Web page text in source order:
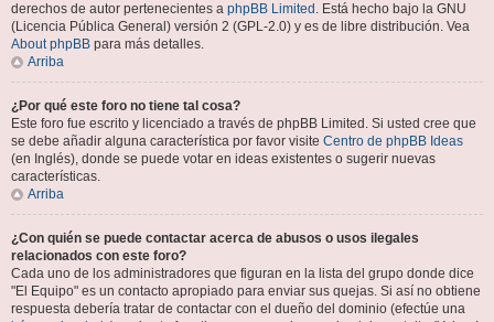
derechos de autor pertenecientes a phpBB Limited . Está hecho bajo la GNU
(Licencia Pública General) versión 2 (GPL-2.0) y es de libre distribución. Vea
About phpBB para más detalles.
Arriba
¿Por qué este foro no tiene tal cosa?
Este foro fue escrito y licenciado a través de phpBB Limited. Si usted cree que
se debe añadir alguna característica por favor visite Centro de phpBB Ideas
(en Inglés), donde se puede votar en ideas existentes o sugerir nuevas
características.
Arriba
¿Con quién se puede contactar acerca de abusos o usos ilegales
relacionados con este foro?
Cada uno de los administradores que figuran en la lista del grupo donde dice
"El Equipo" es un contacto apropiado para enviar sus quejas. Si así no obtiene
respuesta debería tratar de contactar con el dueño del dominio (efectúe una